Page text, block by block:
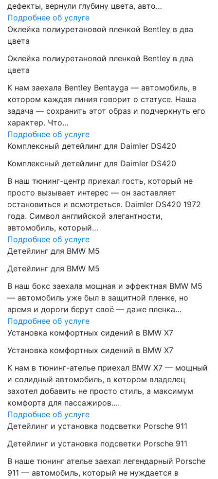
дефекты, вернули глубину цвета, авто…
Подробнее об услуге
Оклейка полиуретановой пленкой Bentley в два
цвета
Оклейка полиуретановой пленкой Bentley в два
цвета
К нам заехала Bentley Bentayga — автомобиль, в
котором каждая линия говорит о статусе. Наша
задача — сохранить этот образ и подчеркнуть его
характер. Что…
Подробнее об услуге
Комплексный детейлинг для Daimler DS420
Комплексный детейлинг для Daimler DS420
В наш тюнинг-центр приехал гость, который не
просто вызывает интерес — он заставляет
остановиться и всмотреться. Daimler DS420 1972
года. Символ английской элегантности,
автомобиль, который…
Подробнее об услуге
Детейлинг для BMW M5
Детейлинг для BMW M5
В наш бокс заехала мощная и эффектная BMW M5
— автомобиль уже был в защитной пленке, но
время и дороги берут своё — даже пленка…
Подробнее об услуге
Установка комфортных сидений в BMW X7
Установка комфортных сидений в BMW X7
К нам в тюнинг-ателье приехал BMW X7 — мощный
и солидный автомобиль, в котором владелец
захотел добавить не просто стиль, а максимум
комфорта для пассажиров….
Подробнее об услуге
Детейлинг и установка подсветки Porsche 911
Детейлинг и установка подсветки Porsche 911
В наше тюнинг ателье заехал легендарный Porsche
911 — автомобиль, который не нуждается в